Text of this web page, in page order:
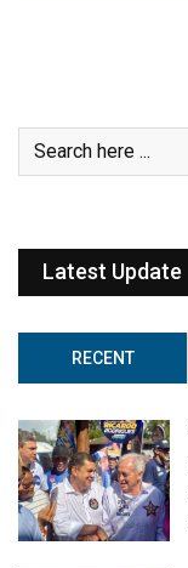
Latest Update
RECENT